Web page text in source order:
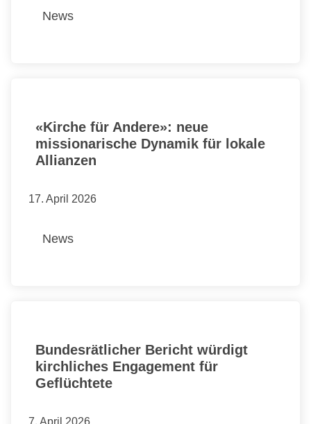
News
«Kirche für Andere»: neue
missionarische Dynamik für lokale
Allianzen
17. April 2026
News
Bundesrätlicher Bericht würdigt
kirchliches Engagement für
Geflüchtete